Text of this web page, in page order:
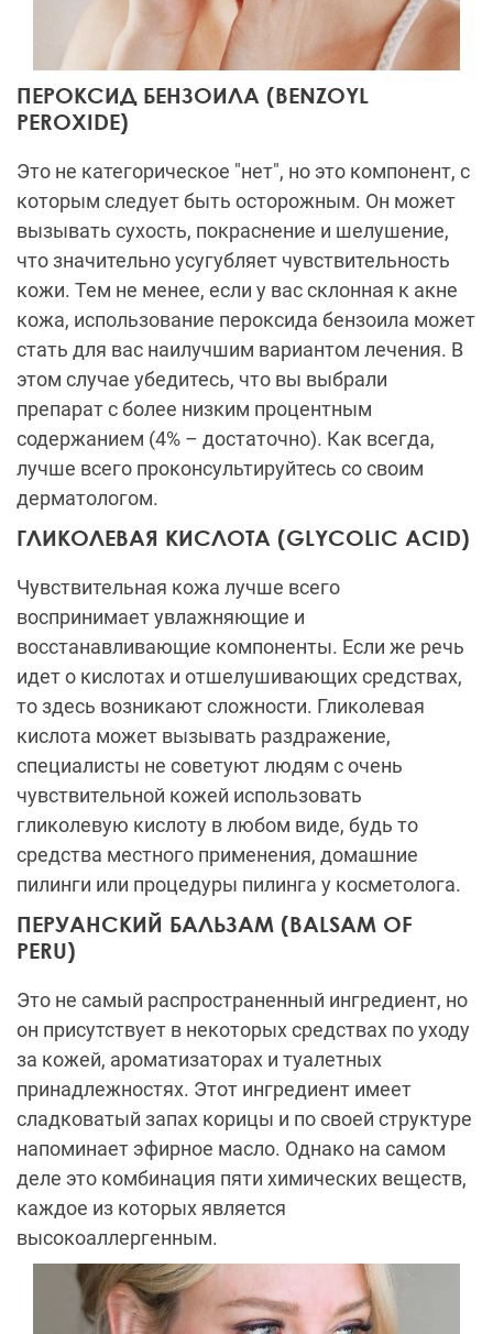
ПЕРОКСИД БЕНЗОИЛА (BENZOYL
PEROXIDE)
Это не категорическое "нет", но это компонент, с
которым следует быть осторожным. Он может
вызывать сухость, покраснение и шелушение,
что значительно усугубляет чувствительность
кожи. Тем не менее, если у вас склонная к акне
кожа, использование пероксида бензоила может
стать для вас наилучшим вариантом лечения. В
этом случае убедитесь, что вы выбрали
препарат с более низким процентным
содержанием (4% – достаточно). Как всегда,
лучше всего проконсультируйтесь со своим
дерматологом.
ГЛИКОЛЕВАЯ КИСЛОТА (GLYCOLIC ACID)
Чувствительная кожа лучше всего
воспринимает увлажняющие и
восстанавливающие компоненты. Если же речь
идет о кислотах и отшелушивающих средствах,
то здесь возникают сложности. Гликолевая
кислота может вызывать раздражение,
специалисты не советуют людям с очень
чувствительной кожей использовать
гликолевую кислоту в любом виде, будь то
средства местного применения, домашние
пилинги или процедуры пилинга у косметолога.
ПЕРУАНСКИЙ БАЛЬЗАМ (BALSAM OF
PERU)
Это не самый распространенный ингредиент, но
он присутствует в некоторых средствах по уходу
за кожей, ароматизаторах и туалетных
принадлежностях. Этот ингредиент имеет
сладковатый запах корицы и по своей структуре
напоминает эфирное масло. Однако на самом
деле это комбинация пяти химических веществ,
каждое из которых является
высокоаллергенным.